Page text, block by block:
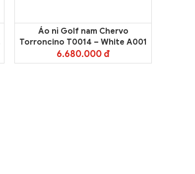
Áo nỉ Golf nam Chervo
Torroncino T0014 – White A001
6.680.000 đ